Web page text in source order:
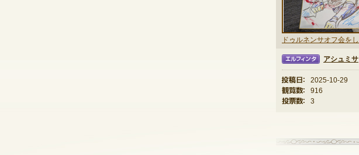
アシュミサ
投稿日：
2025-10-29
観覧数：
916
投票数：
3